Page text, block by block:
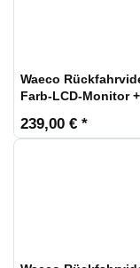
Waeco
Farb-LCD-Monitor
239,00 € *